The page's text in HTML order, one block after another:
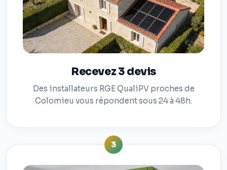
Recevez 3 devis
Des installateurs RGE QualiPV proches de
Colomieu vous répondent sous 24 à 48h.
3